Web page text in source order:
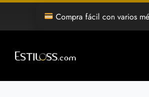
Saltar
contenido
Compra fácil con varios